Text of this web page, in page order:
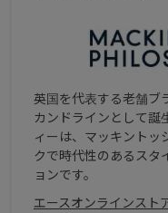
英国を代表する老舗ブ
カンドラインとして誕
ィーは、マッキントッ
クで時代性のあるスタ
ョンです。
エースオンラインスト